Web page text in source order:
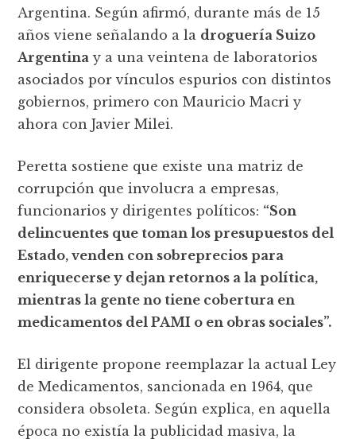
Argentina. Según afirmó, durante más de 15
años viene señalando a la droguería Suizo
Argentina y a una veintena de laboratorios
asociados por vínculos espurios con distintos
gobiernos, primero con Mauricio Macri y
ahora con Javier Milei.
Peretta sostiene que existe una matriz de
corrupción que involucra a empresas,
funcionarios y dirigentes políticos: “Son
delincuentes que toman los presupuestos del
Estado, venden con sobreprecios para
enriquecerse y dejan retornos a la política,
mientras la gente no tiene cobertura en
medicamentos del PAMI o en obras sociales”.
El dirigente propone reemplazar la actual Ley
de Medicamentos, sancionada en 1964, que
considera obsoleta. Según explica, en aquella
época no existía la publicidad masiva, la